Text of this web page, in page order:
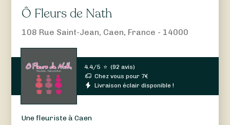
Ô Fleurs de Nath
108 Rue Saint-Jean, Caen, France - 14000
4.4/5 ⭐ (92 avis)
Chez vous pour 7€
Livraison éclair disponible !
Une fleuriste à Caen